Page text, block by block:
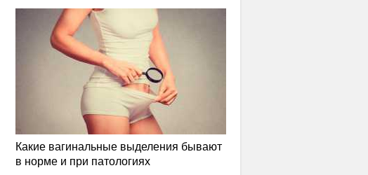
Какие вагинальные выделения бывают
в норме и при патологиях